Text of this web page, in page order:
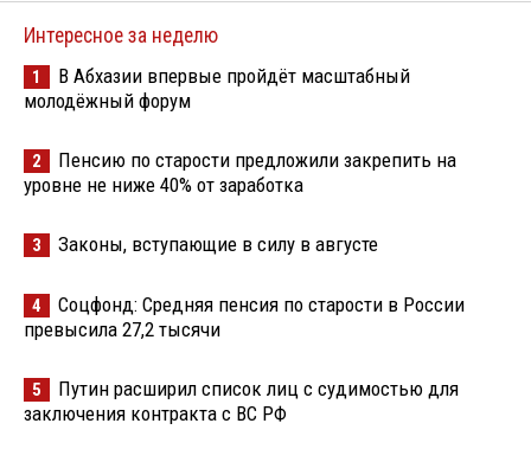
Интересное за неделю
1
В Абхазии впервые пройдёт масштабный
молодёжный форум
2
Пенсию по старости предложили закрепить на
уровне не ниже 40% от заработка
3 Законы, вступающие в силу в августе
4
Соцфонд: Средняя пенсия по старости в России
превысила 27,2 тысячи
5
Путин расширил список лиц с судимостью для
заключения контракта с ВС РФ